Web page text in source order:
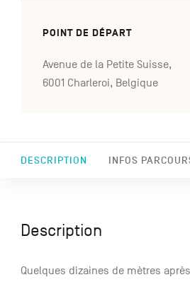
DESCRIPTION INFOS
POINT DE DÉPART
Avenue de la Petite Suisse,
6001 Charleroi, Belgique
Description
Quelques dizaines de mètres